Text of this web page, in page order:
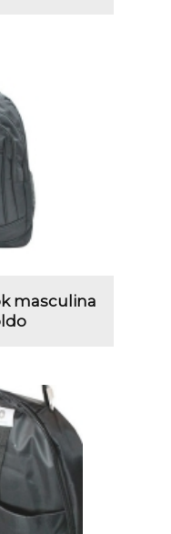
masculina